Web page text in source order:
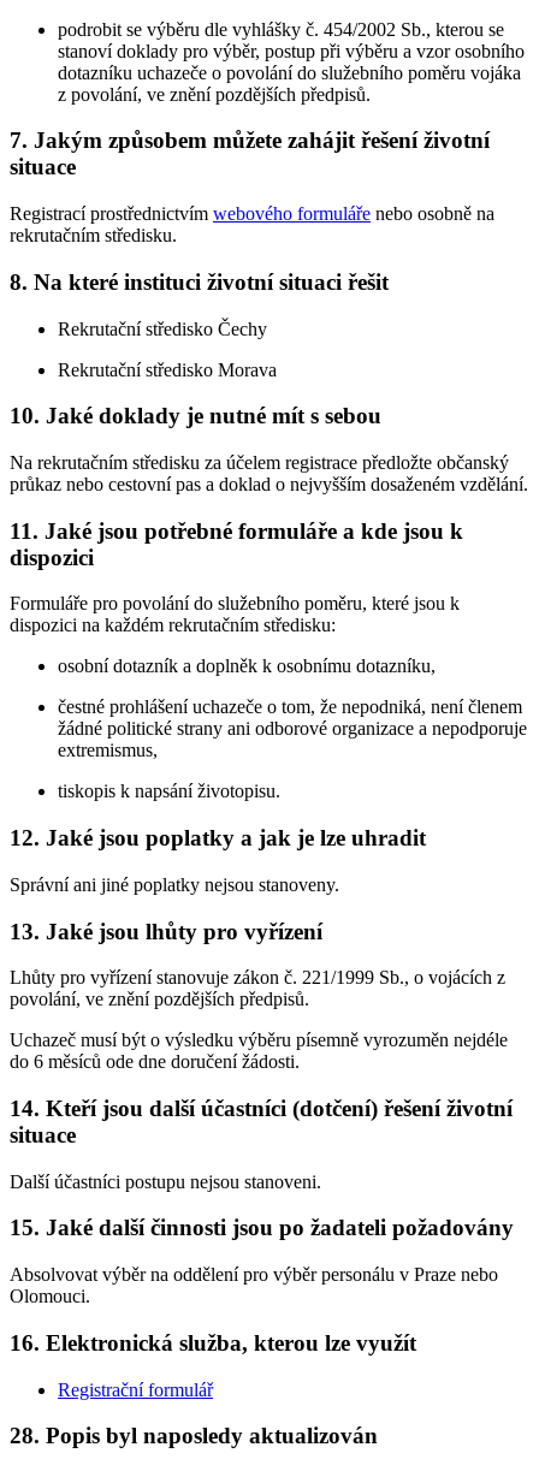
podrobit se výběru dle vyhlášky č. 454/2002 Sb., kterou se
stanoví doklady pro výběr, postup při výběru a vzor osobního
dotazníku uchazeče o povolání do služebního poměru vojáka
z povolání, ve znění pozdějších předpisů.
7. Jakým způsobem můžete zahájit řešení životní
situace
Registrací prostřednictvím webového formuláře nebo osobně na
rekrutačním středisku.
8. Na které instituci životní situaci řešit
Rekrutační středisko Čechy
Rekrutační středisko Morava
10. Jaké doklady je nutné mít s sebou
Na rekrutačním středisku za účelem registrace předložte občanský
průkaz nebo cestovní pas a doklad o nejvyšším dosaženém vzdělání.
11. Jaké jsou potřebné formuláře a kde jsou k
dispozici
Formuláře pro povolání do služebního poměru, které jsou k
dispozici na každém rekrutačním středisku:
osobní dotazník a doplněk k osobnímu dotazníku,
čestné prohlášení uchazeče o tom, že nepodniká, není členem
žádné politické strany ani odborové organizace a nepodporuje
extremismus,
tiskopis k napsání životopisu.
12. Jaké jsou poplatky a jak je lze uhradit
Správní ani jiné poplatky nejsou stanoveny.
13. Jaké jsou lhůty pro vyřízení
Lhůty pro vyřízení stanovuje zákon č. 221/1999 Sb., o vojácích z
povolání, ve znění pozdějších předpisů.
Uchazeč musí být o výsledku výběru písemně vyrozuměn nejdéle
do 6 měsíců ode dne doručení žádosti.
14. Kteří jsou další účastníci (dotčení) řešení životní
situace
Další účastníci postupu nejsou stanoveni.
15. Jaké další činnosti jsou po žadateli požadovány
Absolvovat výběr na oddělení pro výběr personálu v Praze nebo
Olomouci.
16. Elektronická služba, kterou lze využít
Registrační formulář
28. Popis byl naposledy aktualizován